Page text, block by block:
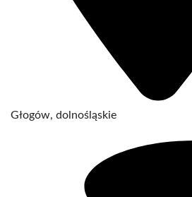
Głogów, dolnośląskie